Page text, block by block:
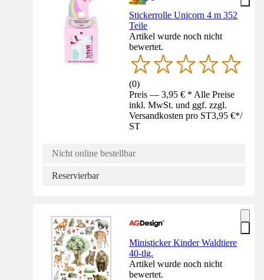
Stickerrolle Unicorn 4 m 352
Teile
Artikel wurde noch nicht
bewertet.
(0)
Preis — 3,95 € * Alle Preise
inkl. MwSt. und ggf. zzgl.
Versandkosten pro ST3,95 €*/
ST
Nicht online bestellbar
Reservierbar
Ministicker Kinder Waldtiere
40-tlg.
Artikel wurde noch nicht
bewertet.